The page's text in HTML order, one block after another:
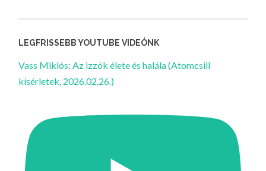
LEGFRISSEBB YOUTUBE VIDEÓNK
Vass Miklós: Az izzók élete és halála (Atomcsill
kísérletek, 2026.02.26.)